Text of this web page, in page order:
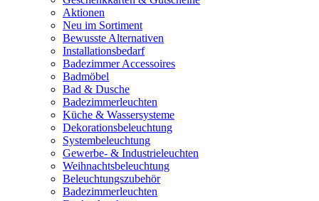
Aktionen
Neu im Sortiment
Bewusste Alternativen
Installationsbedarf
Badezimmer Accessoires
Badmöbel
Bad & Dusche
Badezimmerleuchten
Küche & Wassersysteme
Dekorationsbeleuchtung
Systembeleuchtung
Gewerbe- & Industrieleuchten
Weihnachtsbeleuchtung
Beleuchtungszubehör
Badezimmerleuchten